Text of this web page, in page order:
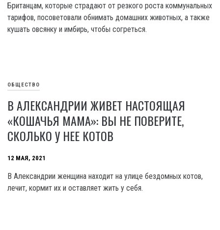
Британцам, которые страдают от резкого роста коммунальных
тарифов, посоветовали обнимать домашних животных, а также
кушать овсянку и имбирь, чтобы согреться.
ОБЩЕСТВО
В АЛЕКСАНДРИИ ЖИВЕТ НАСТОЯЩАЯ
«КОШАЧЬЯ МАМА»: ВЫ НЕ ПОВЕРИТЕ,
СКОЛЬКО У НЕЕ КОТОВ
12 МАЯ, 2021
В Александрии женщина находит на улице бездомных котов,
лечит, кормит их и оставляет жить у себя.